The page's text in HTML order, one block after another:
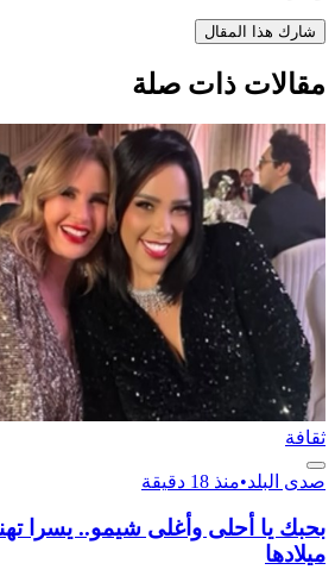
شارك هذا المقال
مقالات ذات صلة
ثقافة
صدى البلد•منذ 18 دقيقة
بحبك يا أحلى وأغلى شيمو.. يسرا
ميلادها